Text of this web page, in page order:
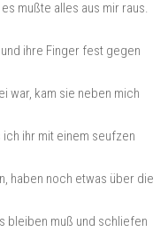
mußte alles aus mir raus.
ihre Finger fest gegen
war, kam sie neben mich
ihr mit einem seufzen
haben noch etwas über die
bleiben muß und schliefen